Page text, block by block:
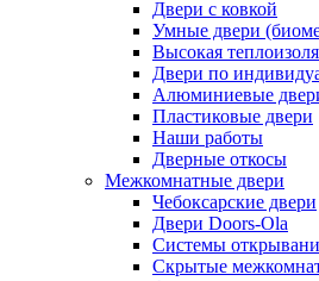
Двери с ковкой
Умные двери
Высокая
Двери по
Алюминиевые
Пластиковые двери
Наши работы
Дверные откосы
Межкомнатные двери
Чебоксарские двери
Двери Doors-Ola
Системы
Скрытые